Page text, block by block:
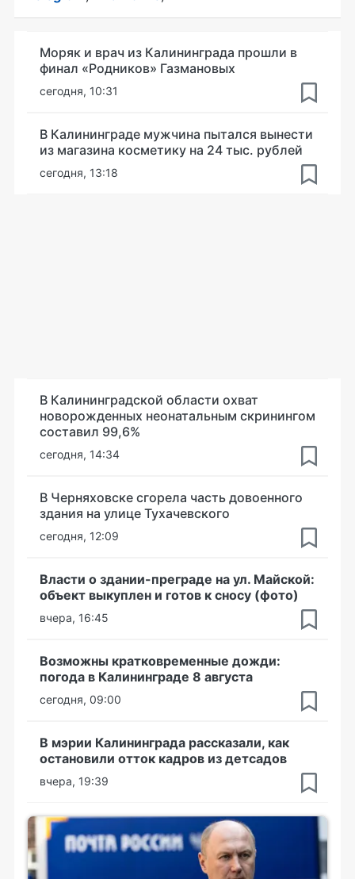
Моряк и врач из Калининграда прошли в
финал «Родников» Газмановых
сегодня, 10:31
В Калининграде мужчина пытался вынести
из магазина косметику на 24 тыс. рублей
сегодня, 13:18
В Калининградской области охват
новорожденных неонатальным скринингом
составил 99,6%
сегодня, 14:34
В Черняховске сгорела часть довоенного
здания на улице Тухачевского
сегодня, 12:09
Власти о здании-преграде на ул. Майской:
объект выкуплен и готов к сносу (фото)
вчера, 16:45
Возможны кратковременные дожди:
погода в Калининграде 8 августа
сегодня, 09:00
В мэрии Калининграда рассказали, как
остановили отток кадров из детсадов
вчера, 19:39